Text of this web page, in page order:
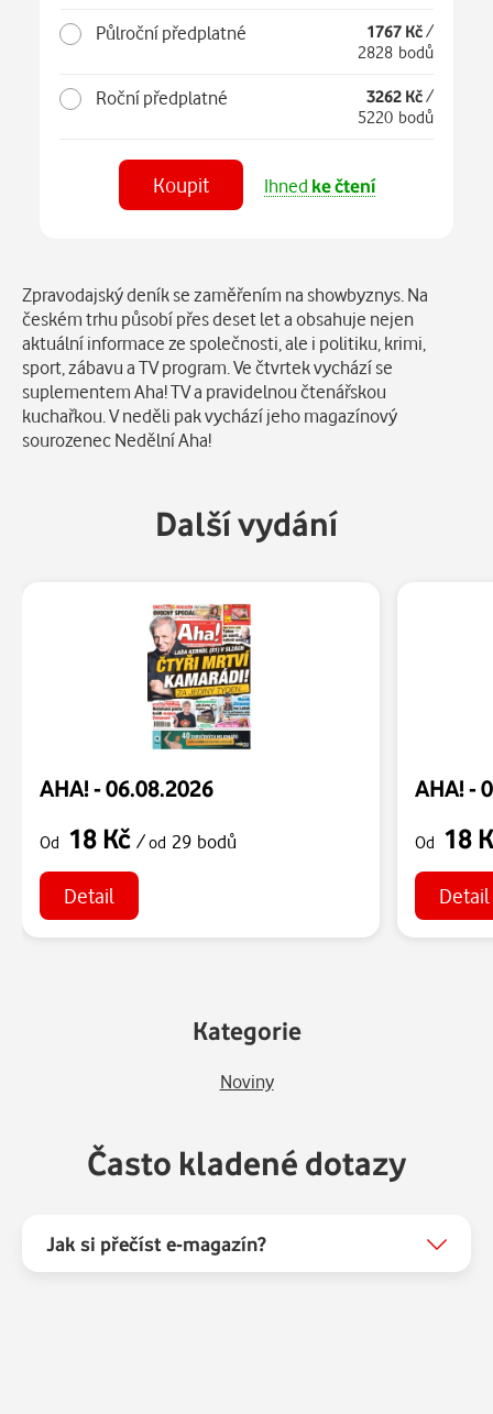
Půlroční předplatné 1767 Kč/
2828 bodů
Roční předplatné 3262 Kč/
5220 bodů
Koupit Ihned ke čtení
Popis
Zpravodajský deník se zaměřením na showbyznys. Na
českém trhu působí přes deset let a obsahuje nejen
aktuální informace ze společnosti, ale i politiku, krimi,
sport, zábavu a TV program. Ve čtvrtek vychází se
suplementem Aha! TV a pravidelnou čtenářskou
kuchařkou. V neděli pak vychází jeho magazínový
sourozenec Nedělní Aha!
Další vydání
AHA! - 06.08.2026
Od 18 Kč /od 29 bodů
Detail
AHA! -
Od 18
Detail
Kategorie
Noviny
Často kladené dotazy
Jak si přečíst e-magazín?